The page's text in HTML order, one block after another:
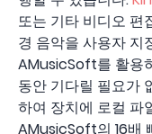
또는 기타 비디오 편
경 음악을 사용자 지
AMusicSoft를 활용
동안 기다릴 필요가
하여 장치에 로컬 파
AMusicSoft의 16배